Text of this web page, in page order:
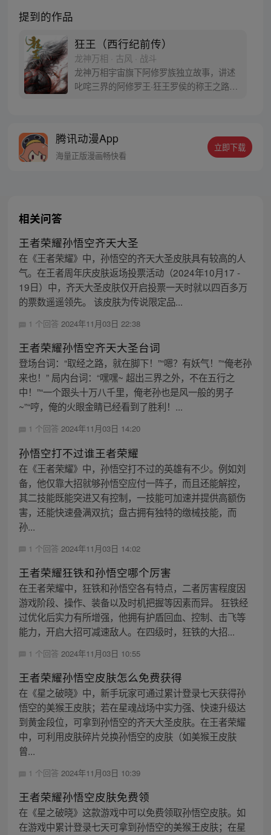
提到的作品
狂王（西行纪前传）
龙神万相 · 古风 · 战斗
龙神万相宇宙旗下阿修罗族独立故事，讲述
叱咤三界的阿修罗王·狂王罗侯的称王之路。
有鱼最终背负挚友的信念成为阿修罗王—狂
王，更名罗侯。天界与阿修罗的百年大战随
腾讯动漫App
海量正版漫画畅快看
立即下载
相关问答
王者荣耀孙悟空齐天大圣
在《王者荣耀》中，孙悟空的齐天大圣皮肤具有较高的人
气。在王者周年庆皮肤返场投票活动（2024年10月17 -
19日）中，齐天大圣皮肤仅开启投票一天时就以四百多万
的票数遥遥领先。 该皮肤为传说限定品...
1 个回答 2024年11月03日 22:38
王者荣耀孙悟空齐天大圣台词
登场台词：“取经之路，就在脚下！”“嗯？有妖气！”“俺老孙
来也！” 局内台词：“嘿嘿~ 超出三界之外，不在五行之
中！”“一个跟头十万八千里，俺老孙也是风一般的男子
~”“哼，俺的火眼金睛已经看到了胜利！...
1 个回答 2024年11月03日 14:20
孙悟空打不过谁王者荣耀
在《王者荣耀》中，孙悟空打不过的英雄有不少。例如刘
备，他仅靠大招就够孙悟空应付一阵子，而且还能解控，
其二技能既能突进又有控制，一技能可加速并提供高额伤
害，还能快速叠满双抗；盘古拥有独特的缴械技能，而
孙...
1 个回答 2024年11月03日 14:02
王者荣耀狂铁和孙悟空哪个厉害
在王者荣耀中，狂铁和孙悟空各有特点，二者厉害程度因
游戏阶段、操作、装备以及时机把握等因素而异。 狂铁经
过优化后实力有所增强，他拥有护盾回血、控制、击飞等
能力，开启大招可减速敌人。在四级时，狂铁的大招...
1 个回答 2024年11月03日 10:55
王者荣耀孙悟空皮肤怎么免费获得
在《星之破晓》中，新手玩家可通过累计登录七天获得孙
悟空的美猴王皮肤；若在星魂战场中实力强、快速升级达
到黄金段位，可拿到孙悟空的齐天大圣皮肤。在王者荣耀
中，可利用皮肤碎片兑换孙悟空的皮肤（如美猴王皮肤
曾...
1 个回答 2024年11月03日 10:39
王者荣耀孙悟空皮肤免费领
在《星之破晓》这款游戏中可以免费领取孙悟空皮肤。如
在游戏中累计登录七天可拿到孙悟空的美猴王皮肤；在星